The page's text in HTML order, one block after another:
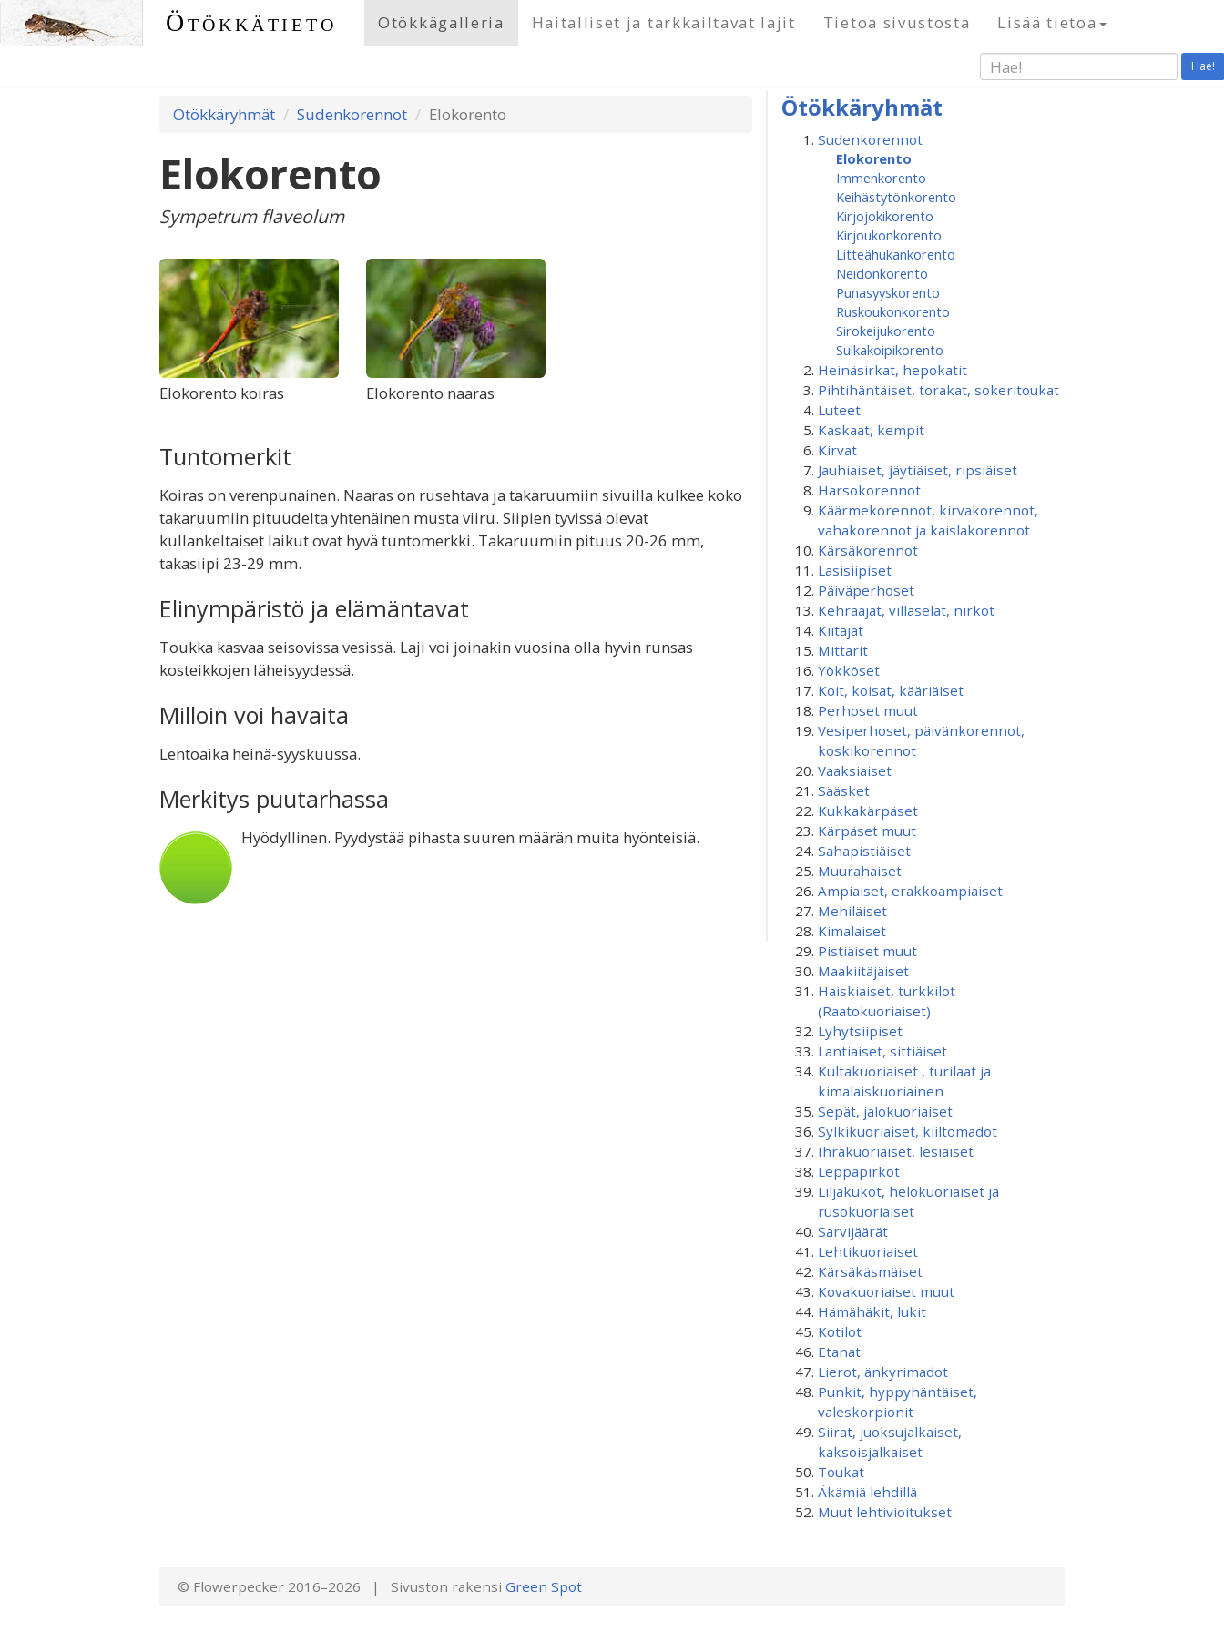
Ötökkätieto Ötökkägalleria Haitalliset ja tarkkailtavat lajit Tietoa sivustosta Lisää tietoa
Hae!
Ötökkäryhmät Sudenkorennot Elokorento
Elokorento
Sympetrum flaveolum
Elokorento koiras Elokorento naaras
Tuntomerkit
Koiras on verenpunainen. Naaras on rusehtava ja takaruumiin sivuilla kulkee koko
takaruumiin pituudelta yhtenäinen musta viiru. Siipien tyvissä olevat
kullankeltaiset laikut ovat hyvä tuntomerkki. Takaruumiin pituus 20-26 mm,
takasiipi 23-29 mm.
Elinympäristö ja elämäntavat
Toukka kasvaa seisovissa vesissä. Laji voi joinakin vuosina olla hyvin runsas
kosteikkojen läheisyydessä.
Milloin voi havaita
Lentoaika heinä-syyskuussa.
Merkitys puutarhassa
Hyödyllinen. Pyydystää pihasta suuren määrän muita hyönteisiä.
Ötökkäryhmät
Sudenkorennot
Elokorento
Immenkorento
Keihästytönkorento
Kirjojokikorento
Kirjoukonkorento
Litteähukankorento
Neidonkorento
Punasyyskorento
Ruskoukonkorento
Sirokeijukorento
Sulkakoipikorento
Heinäsirkat, hepokatit
Pihtihäntäiset, torakat, sokeritoukat
Luteet
Kaskaat, kempit
Kirvat
Jauhiaiset, jäytiäiset, ripsiäiset
Harsokorennot
Käärmekorennot, kirvakorennot,
vahakorennot ja kaislakorennot
Kärsäkorennot
Lasisiipiset
Päiväperhoset
Kehrääjät, villaselät, nirkot
Kiitäjät
Mittarit
Yökköset
Koit, koisat, kääriäiset
Perhoset muut
Vesiperhoset, päivänkorennot,
koskikorennot
Vaaksiaiset
Sääsket
Kukkakärpäset
Kärpäset muut
Sahapistiäiset
Muurahaiset
Ampiaiset, erakkoampiaiset
Mehiläiset
Kimalaiset
Pistiäiset muut
Maakiitäjäiset
Haiskiaiset, turkkilot
(Raatokuoriaiset)
Lyhytsiipiset
Lantiaiset, sittiäiset
Kultakuoriaiset , turilaat ja
kimalaiskuoriainen
Sepät, jalokuoriaiset
Sylkikuoriaiset, kiiltomadot
Ihrakuoriaiset, lesiäiset
Leppäpirkot
Liljakukot, helokuoriaiset ja
rusokuoriaiset
Sarvijäärät
Lehtikuoriaiset
Kärsäkäsmäiset
Kovakuoriaiset muut
Hämähäkit, lukit
Kotilot
Etanat
Lierot, änkyrimadot
Punkit, hyppyhäntäiset,
valeskorpionit
Siirat, juoksujalkaiset,
kaksoisjalkaiset
Toukat
Äkämiä lehdillä
Muut lehtivioitukset
© Flowerpecker 2016–2026 | Sivuston rakensi Green Spot